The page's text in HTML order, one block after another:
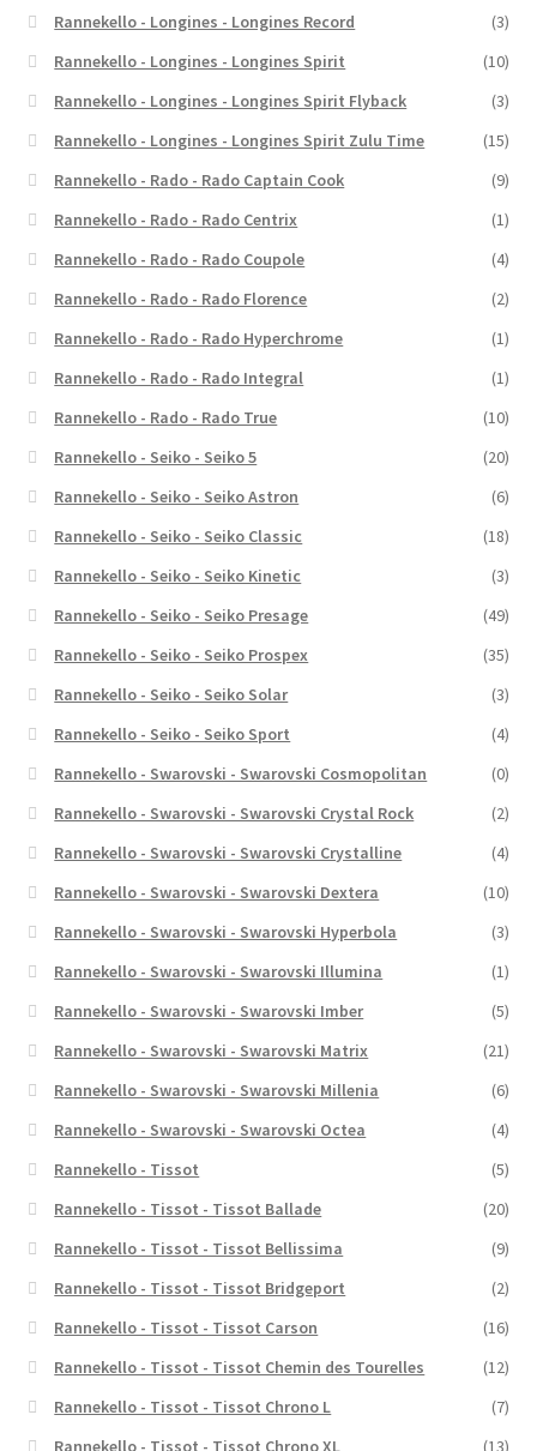
Rannekello - Longines - Longines Record
(3)
Rannekello - Longines - Longines Spirit
(10)
Rannekello - Longines - Longines Spirit Flyback
(3)
Rannekello - Longines - Longines Spirit Zulu Time
(15)
Rannekello - Rado - Rado Captain Cook
(9)
Rannekello - Rado - Rado Centrix
(1)
Rannekello - Rado - Rado Coupole
(4)
Rannekello - Rado - Rado Florence
(2)
Rannekello - Rado - Rado Hyperchrome
(1)
Rannekello - Rado - Rado Integral
(1)
Rannekello - Rado - Rado True
(10)
Rannekello - Seiko - Seiko 5
(20)
Rannekello - Seiko - Seiko Astron
(6)
Rannekello - Seiko - Seiko Classic
(18)
Rannekello - Seiko - Seiko Kinetic
(3)
Rannekello - Seiko - Seiko Presage
(49)
Rannekello - Seiko - Seiko Prospex
(35)
Rannekello - Seiko - Seiko Solar
(3)
Rannekello - Seiko - Seiko Sport
(4)
Rannekello - Swarovski - Swarovski Cosmopolitan
(0)
Rannekello - Swarovski - Swarovski Crystal Rock
(2)
Rannekello - Swarovski - Swarovski Crystalline
(4)
Rannekello - Swarovski - Swarovski Dextera
(10)
Rannekello - Swarovski - Swarovski Hyperbola
(3)
Rannekello - Swarovski - Swarovski Illumina
(1)
Rannekello - Swarovski - Swarovski Imber
(5)
Rannekello - Swarovski - Swarovski Matrix
(21)
Rannekello - Swarovski - Swarovski Millenia
(6)
Rannekello - Swarovski - Swarovski Octea
(4)
Rannekello - Tissot
(5)
Rannekello - Tissot - Tissot Ballade
(20)
Rannekello - Tissot - Tissot Bellissima
(9)
Rannekello - Tissot - Tissot Bridgeport
(2)
Rannekello - Tissot - Tissot Carson
(16)
Rannekello - Tissot - Tissot Chemin des Tourelles
(12)
Rannekello - Tissot - Tissot Chrono L
(7)
Rannekello - Tissot - Tissot Chrono XL
(13)